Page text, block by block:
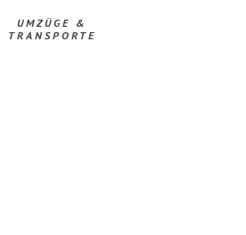
UMZÜGE &
TRANSPORTE